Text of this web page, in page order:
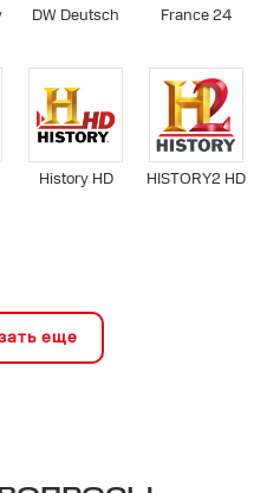
DW Deutsch France 24
History HD HISTORY2 HD
еще